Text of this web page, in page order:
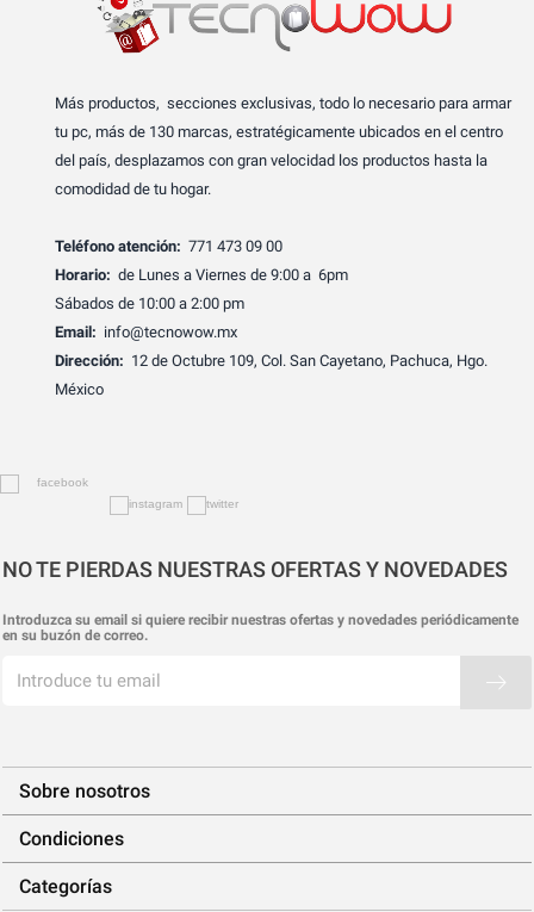
Más productos, secciones exclusivas, todo lo necesario para armar
tu pc, más de 130 marcas, estratégicamente ubicados en el centro
del país, desplazamos con gran velocidad los productos hasta la
comodidad de tu hogar.
Teléfono atención: 771 473 09 00
Horario: de Lunes a Viernes de 9:00 a 6pm
Sábados de 10:00 a 2:00 pm
Email: info@tecnowow.mx
Dirección: 12 de Octubre 109, Col. San Cayetano, Pachuca, Hgo.
México
NO TE PIERDAS NUESTRAS OFERTAS Y NOVEDADES
Introduzca su email si quiere recibir nuestras ofertas y novedades periódicamente
en su buzón de correo.
Sobre nosotros
Condiciones
Categorías